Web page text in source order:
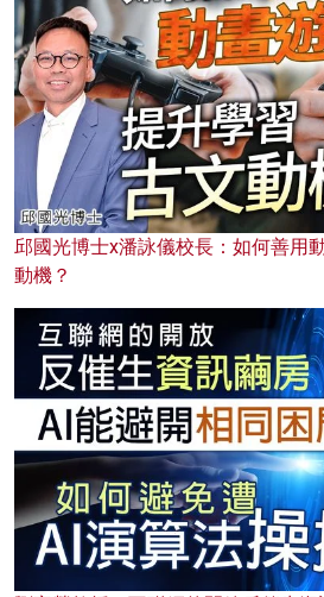
邱國光博士x潘詠儀校長：如何善用
動機？